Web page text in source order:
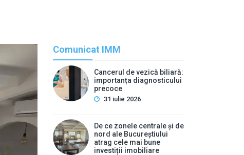
Comunicat IMM
Cancerul de vezică biliară:
importanța diagnosticului
precoce
31 iulie 2026
De ce zonele centrale și de
nord ale Bucureștiului
atrag cele mai bune
investiții imobiliare